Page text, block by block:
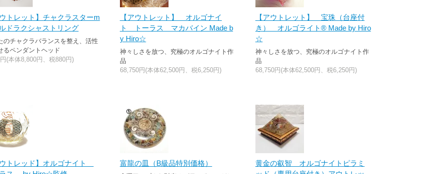
ウトレット】チャクラスターm
ドラクシャストリング
のチャクラバランスを整え、活性
るペンダントヘッド
(本体8,800円、税880円)
【アウトレット】 オルゴナイ
ト トーラス マカバイン Made b
y Hiro☆
神々しさを放つ、究極のオルゴナイト作
品
68,750円(本体62,500円、税6,250円)
【アウトレット】 宝珠（台座付
き） オルゴライト® Made by Hiro
☆
神々しさを放つ、究極のオルゴナイト作
品
68,750円(本体62,500円、税6,250円)
ウトレッド】オルゴナイト
富龍の皿（B級品特別価格）
黄金の叡智 オルゴナイトピラミ